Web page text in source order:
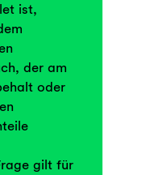
ist,
der am
oder
gilt für